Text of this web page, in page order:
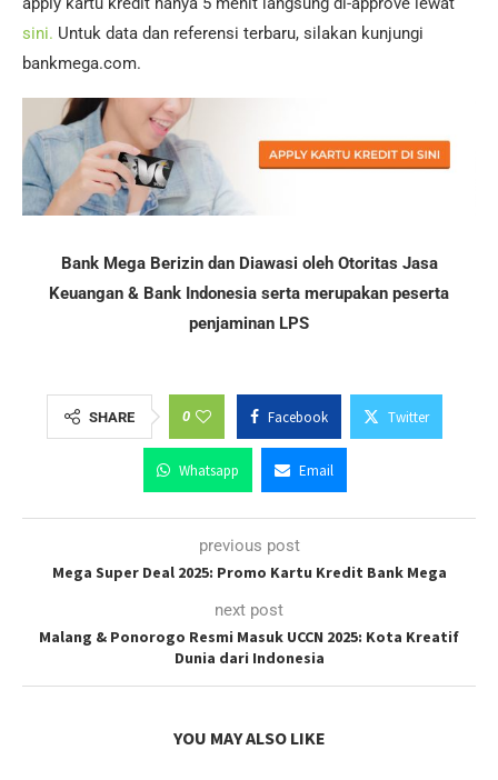
sini. Untuk data dan referensi terbaru, silakan kunjungi
bankmega.com.
Bank Mega Berizin dan Diawasi oleh Otoritas Jasa
Keuangan & Bank Indonesia serta merupakan peserta
penjaminan LPS
SHARE 0 Facebook Twitter
Whatsapp Email
previous post
Mega Super Deal 2025: Promo Kartu Kredit Bank Mega
next post
Malang & Ponorogo Resmi Masuk UCCN 2025: Kota Kreatif
Dunia dari Indonesia
YOU MAY ALSO LIKE